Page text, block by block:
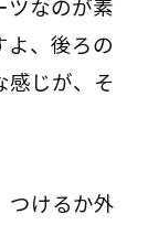
ツなのが素
よ、後ろの
感じが、そ
つけるか外